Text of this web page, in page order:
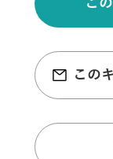
こ
この